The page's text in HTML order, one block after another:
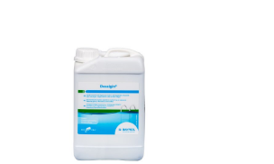
Bayrol Clarifyer Desalgine